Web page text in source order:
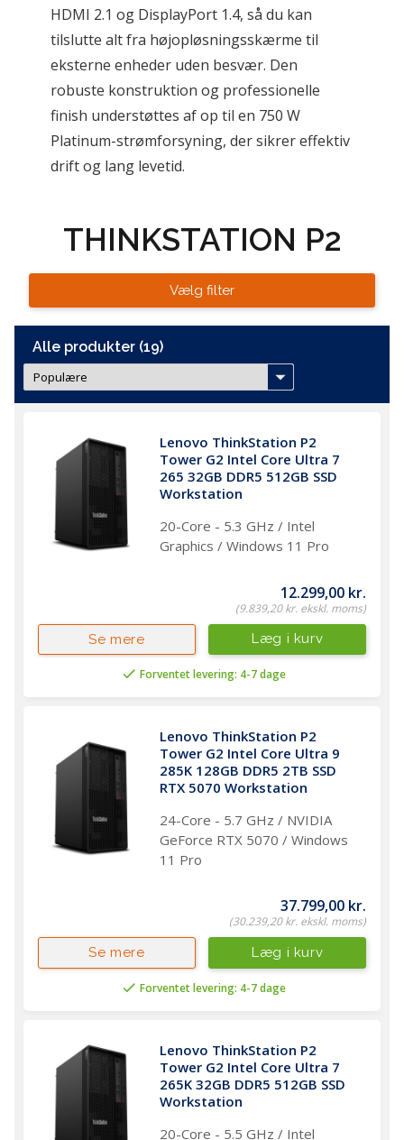
HDMI 2.1 og DisplayPort 1.4, så du kan
tilslutte alt fra højopløsningsskærme til
eksterne enheder uden besvær. Den
robuste konstruktion og professionelle
finish understøttes af op til en 750 W
Platinum-strømforsyning, der sikrer effektiv
drift og lang levetid.
THINKSTATION P2
Vælg filter
Alle produkter (19)
Lenovo ThinkStation P2
Tower G2 Intel Core Ultra 7
265 32GB DDR5 512GB SSD
Workstation
20-Core - 5.3 GHz / Intel
Graphics / Windows 11 Pro
12.299,00 kr.
(9.839,20 kr. ekskl. moms)
Forventet levering: 4-7 dage
Læg i kurv
Se mere
Lenovo ThinkStation P2
Tower G2 Intel Core Ultra 9
285K 128GB DDR5 2TB SSD
RTX 5070 Workstation
24-Core - 5.7 GHz / NVIDIA
GeForce RTX 5070 / Windows
11 Pro
37.799,00 kr.
(30.239,20 kr. ekskl. moms)
Forventet levering: 4-7 dage
Læg i kurv
Se mere
Lenovo ThinkStation P2
Tower G2 Intel Core Ultra 7
265K 32GB DDR5 512GB SSD
Workstation
20-Core - 5.5 GHz / Intel